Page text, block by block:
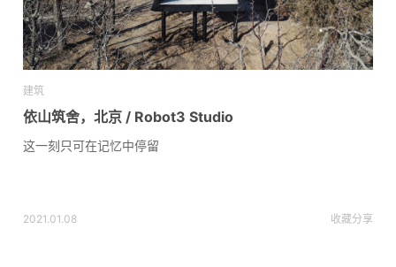
建筑
依山筑舍，北京 / Robot3 Studio
这一刻只可在记忆中停留
2021.01.08 收藏分享